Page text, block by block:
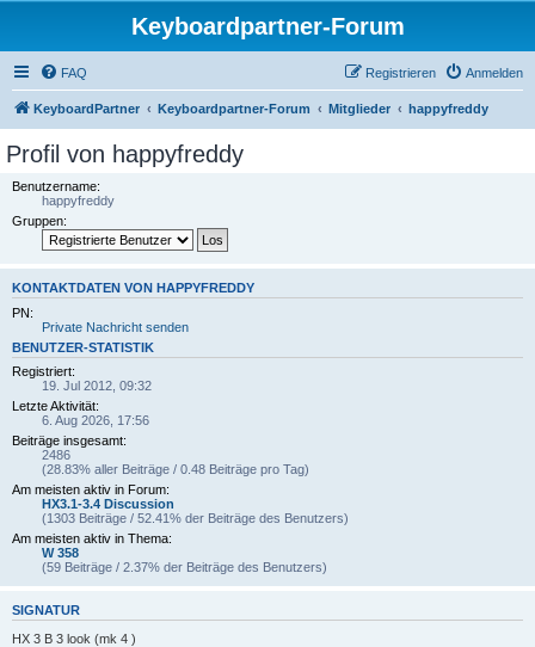
Keyboardpartner-Forum
FAQ Anmelden
Registrieren
KeyboardPartner Keyboardpartner-Forum Mitglieder happyfreddy
Profil von happyfreddy
Benutzername:
happyfreddy
Gruppen:
KONTAKTDATEN VON HAPPYFREDDY
PN:
Private Nachricht senden
BENUTZER-STATISTIK
Registriert:
19. Jul 2012, 09:32
Letzte Aktivität:
6. Aug 2026, 17:56
Beiträge insgesamt:
2486
(28.83% aller Beiträge / 0.48 Beiträge pro Tag)
Am meisten aktiv in Forum:
HX3.1-3.4 Discussion
(1303 Beiträge / 52.41% der Beiträge des Benutzers)
Am meisten aktiv in Thema:
W 358
(59 Beiträge / 2.37% der Beiträge des Benutzers)
SIGNATUR
HX 3 B 3 look (mk 4 )